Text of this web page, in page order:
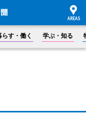
らす・働く 学ぶ・知る